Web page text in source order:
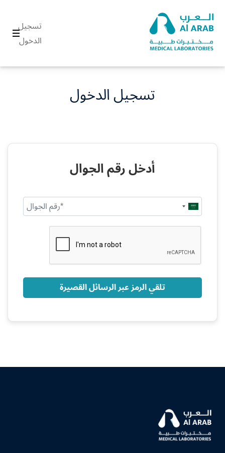
تسجيل
الدخول
تسجيل الدخول
أدخل رقم الجوال
Saudi
Arabia
تلقي الرمز عبر الرسائل القصيرة